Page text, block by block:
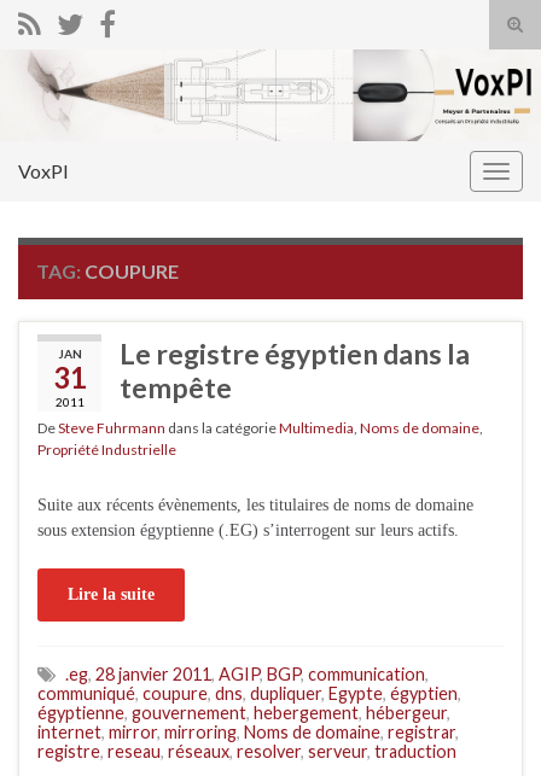
Search for:
VoxPI
TAG: COUPURE
JAN
31
2011
Le registre égyptien dans la
tempête
DeSteve Fuhrmann dans la catégorieMultimedia Noms de domaine
Propriété Industrielle
Suite aux récents évènements, les titulaires de noms de domaine
sous extension égyptienne (.EG) s’interrogent sur leurs actifs.
Lire la suite
.eg, 28 janvier 2011, AGIP, BGP, communication,
communiqué, coupure, dns, dupliquer, Egypte, égyptien,
égyptienne, gouvernement, hebergement, hébergeur,
internet, mirror, mirroring, Noms de domaine, registrar,
registre, reseau, réseaux, resolver, serveur, traduction